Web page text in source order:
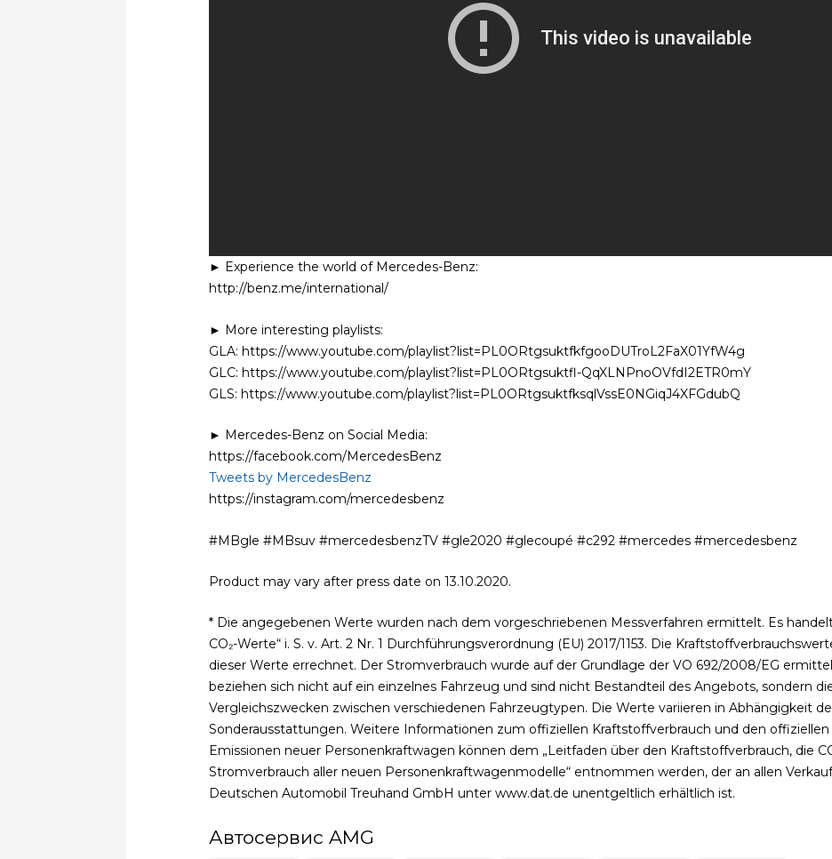
► Experience the world of Mercedes-Benz:
http://benz.me/international/
► More interesting playlists:
GLA: https://www.youtube.com/playlist?list=PL0ORtgsuktfkfgooDUTroL2FaX01YfW4g
GLC: https://www.youtube.com/playlist?list=PL0ORtgsuktfl-QqXLNPnoOVfdI2ETR0mY
GLS: https://www.youtube.com/playlist?list=PL0ORtgsuktfksqlVssE0NGiqJ4XFGdubQ
► Mercedes-Benz on Social Media:
https://facebook.com/MercedesBenz
Tweets by MercedesBenz
https://instagram.com/mercedesbenz
#MBgle #MBsuv #mercedesbenzTV #gle2020 #glecoupé #c292 #mercedes #mercedesbenz
Product may vary after press date on 13.10.2020.
* Die angegebenen Werte wurden nach dem vorgeschriebenen Messverfahren ermittelt. Es
CO₂-Werte“ i. S. v. Art. 2 Nr. 1 Durchführungsverordnung (EU) 2017/1153. Die
dieser Werte errechnet. Der Stromverbrauch wurde auf der Grundlage der VO 692/2008/EG
beziehen sich nicht auf ein einzelnes Fahrzeug und sind nicht Bestandteil des Angebots, sondern
Vergleichszwecken zwischen verschiedenen Fahrzeugtypen. Die Werte variieren in Abhängigkeit
Sonderausstattungen. Weitere Informationen zum offiziellen Kraftstoffverbrauch und den offiziellen
Emissionen neuer Personenkraftwagen können dem „Leitfaden über den Kraftstoffverbrauch, die
Stromverbrauch aller neuen Personenkraftwagenmodelle“ entnommen werden, der an allen
Deutschen Automobil Treuhand GmbH unter www.dat.de unentgeltlich erhältlich ist.
Автосервис AMG